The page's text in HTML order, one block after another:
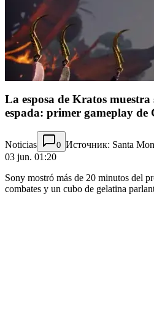
La esposa de Kratos
espada: primer gameplay
Noticias 0 Источник: Santa
03 jun. 01:20
Sony mostró más de 20 minutos del
combates y un cubo de gelatina